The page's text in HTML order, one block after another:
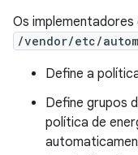
Os
/vendor/etc/
Define a
Define grupos
política de